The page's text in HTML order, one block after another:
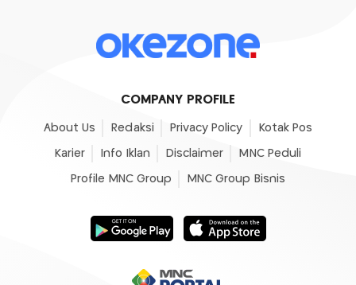
COMPANY PROFILE
About Us Redaksi Privacy Policy Kotak Pos
Karier Info Iklan Disclaimer MNC Peduli
Profile MNC Group MNC Group Bisnis